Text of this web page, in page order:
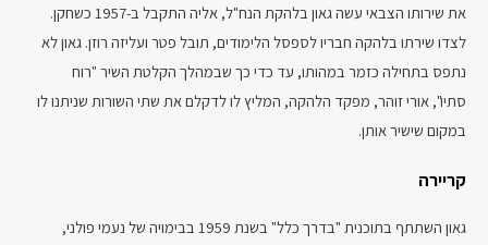
את שירותו הצבאי עשה גאון בלהקת הנח"ל, אליה התקבל ב-1957 כשחקן.
לצדו שירתו בלהקה חבריו לספסל הלימודים, תובל פטר ועליזה רוזן. גאון לא
נתפס בתחילה כזמר במהותו, עד כדי כך שבמהלך הקלטת השיר "רוח
סתיו", אורי זוהר, מפקד הלהקה, המליץ לו לדקלם את שתי השורות שניתנו לו
במקום שישיר אותן.
קריירה
גאון השתתף בתוכנית "בדרך כלל" בשנת 1959 בבימויה של נעמי פולני,